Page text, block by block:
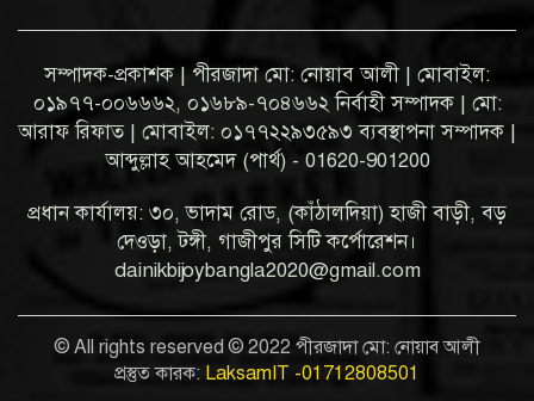
সম্পাদক-প্রকাশক | পীরজাদা মো: নোয়াব আলী | মোবাইল:
০১৯৭৭-০০৬৬৬২, ০১৬৮৯-৭০৪৬৬২ নির্বাহী সম্পাদক | মো:
আরাফ রিফাত | মোবাইল: ০১৭৭২২৯৩৫৯৩ ব্যবস্থাপনা সম্পাদক |
আব্দুল্লাহ আহমেদ (পার্থ) - 01620-901200
প্রধান কার্যালয়: ৩০, ভাদাম রোড, (কাঁঠালদিয়া) হাজী বাড়ী, বড়
দেওড়া, টঙ্গী, গাজীপুর সিটি কর্পোরেশন।
dainikbijoybangla2020@gmail.com
© All rights reserved © 2022 পীরজাদা মো: নোয়াব আলী
প্রস্তুত কারক: LaksamIT -01712808501